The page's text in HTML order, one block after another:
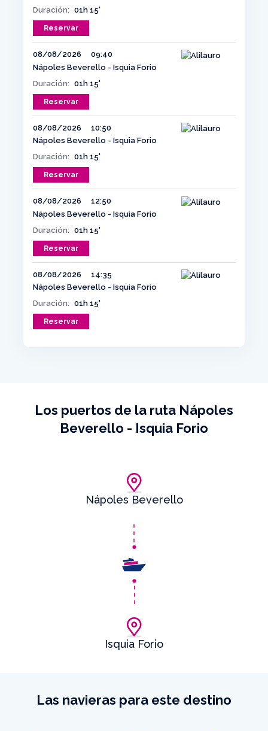
Duración: 01h 15'
Reservar
08/08/2026
09:40
Nápoles Beverello - Isquia Forio
Duración: 01h 15'
Reservar
08/08/2026
10:50
Nápoles Beverello - Isquia Forio
Duración: 01h 15'
Reservar
08/08/2026
12:50
Nápoles Beverello - Isquia Forio
Duración: 01h 15'
Reservar
08/08/2026
14:35
Nápoles Beverello - Isquia Forio
Duración: 01h 15'
Reservar
Los puertos de la ruta Nápoles
Beverello - Isquia Forio
Nápoles Beverello
Isquia Forio
Las navieras para este destino